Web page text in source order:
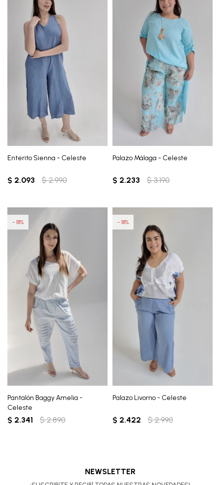
Enterito Sienna - Celeste
$ 2.093 $ 2.990
Palazo Málaga - Celeste
$ 2.233 $ 3.190
Pantalón Baggy Amelia -
Celeste
$ 2.341 $ 2.890
18
Palazo Livorno - Celeste
$ 2.422 $ 2.990
18
NEWSLETTER